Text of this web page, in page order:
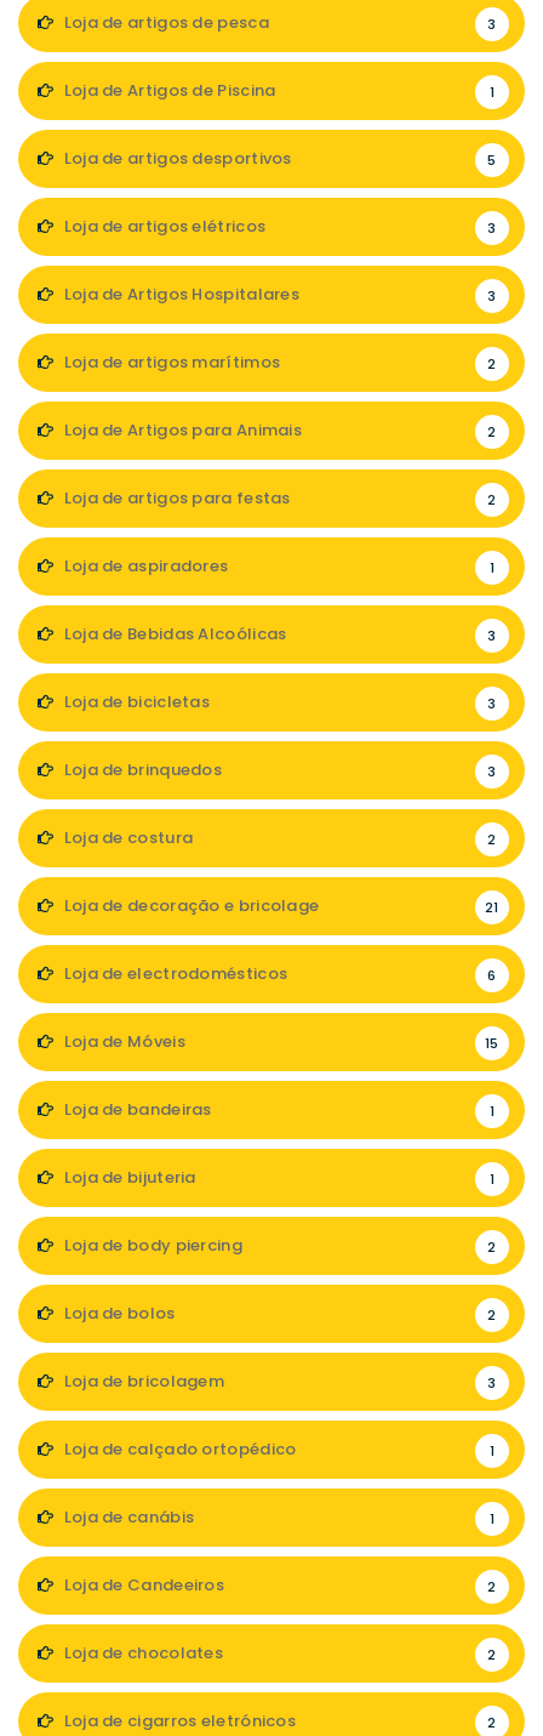
Loja de artigos de pesca 3
Loja de Artigos de Piscina 1
Loja de artigos desportivos 5
Loja de artigos elétricos 3
Loja de Artigos Hospitalares 3
Loja de artigos marítimos 2
Loja de Artigos para Animais 2
Loja de artigos para festas 2
Loja de aspiradores 1
Loja de Bebidas Alcoólicas 3
Loja de bicicletas 3
Loja de brinquedos 3
Loja de costura 2
Loja de decoração e bricolage 21
Loja de electrodomésticos 6
Loja de Móveis 15
Loja de bandeiras 1
Loja de bijuteria 1
Loja de body piercing 2
Loja de bolos 2
Loja de bricolagem 3
Loja de calçado ortopédico 1
Loja de canábis 1
Loja de Candeeiros 2
Loja de chocolates 2
Loja de cigarros eletrónicos 2